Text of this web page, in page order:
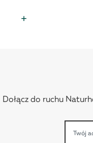
Dołącz do ruchu